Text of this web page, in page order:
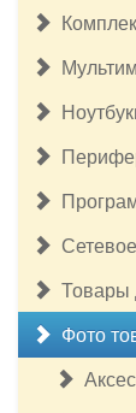
Товары
Фото